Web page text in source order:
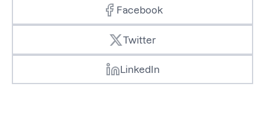
Facebook
Twitter
LinkedIn